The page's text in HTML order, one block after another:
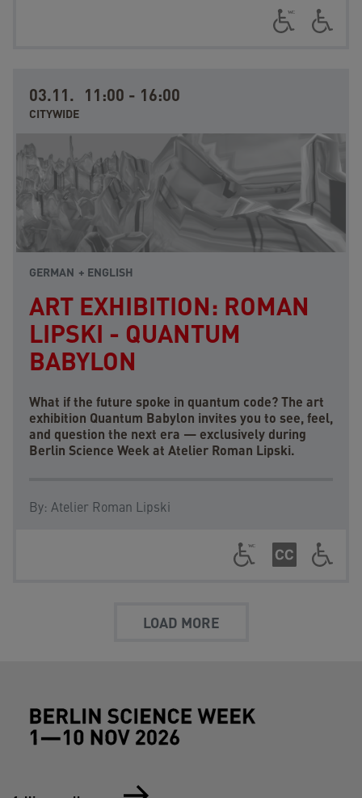
03.11. 11:00 - 16:00
CITYWIDE
GERMAN ENGLISH
ART EXHIBITION: ROMAN
LIPSKI - QUANTUM
BABYLON
What if the future spoke in quantum code? The art
exhibition Quantum Babylon invites you to see, feel,
and question the next era — exclusively during
Berlin Science Week at Atelier Roman Lipski.
By: Atelier Roman Lipski
LOAD MORE